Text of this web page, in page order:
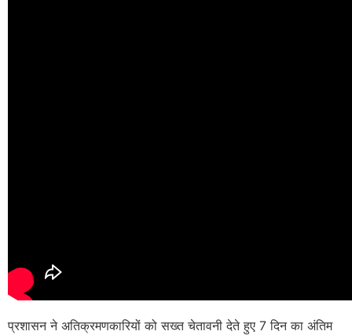
प्रशासन ने अतिक्रमणकारियों को सख्त चेतावनी देते हुए 7 दिन का अंतिम